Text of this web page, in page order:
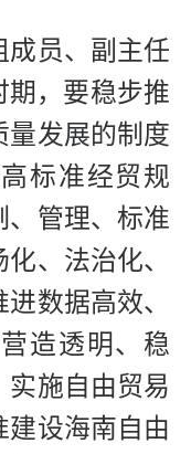
成员、副主任
期，要稳步推
量发展的制度
标准经贸规
、管理、标准
、法治化、
数据高效、
造透明、稳
实施自由贸易
建设海南自由